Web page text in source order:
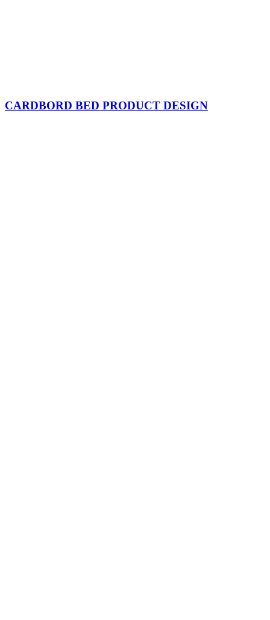
CARDBORD BED PRODUCT DESIGN